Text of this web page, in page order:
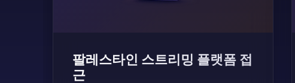
팔레스타인 스트리밍 플랫폼 접
근